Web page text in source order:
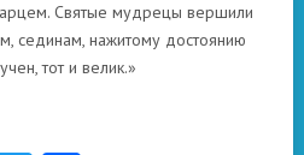
Святые мудрецы вершили
сединам, нажитому достоянию
тот и велик.»